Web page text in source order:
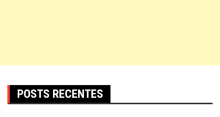
POSTS RECENTES